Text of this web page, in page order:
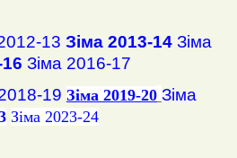
13 Зіма 2013-14 Зіма
Зіма 2016-17
19 Зіма 2019-20 Зіма
Зіма 2023-24